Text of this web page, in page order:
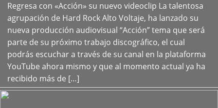
Regresa con «Acción» su nuevo videoclip La talentosa
agrupación de Hard Rock Alto Voltaje, ha lanzado su
nueva producción audiovisual “Acción” tema que será
parte de su próximo trabajo discográfico, el cual
podrás escuchar a través de su canal en la plataforma
YouTube ahora mismo y que al momento actual ya ha
recibido más de […]
+